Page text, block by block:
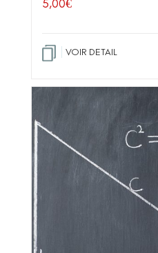
5,00€
VOIR DETAIL